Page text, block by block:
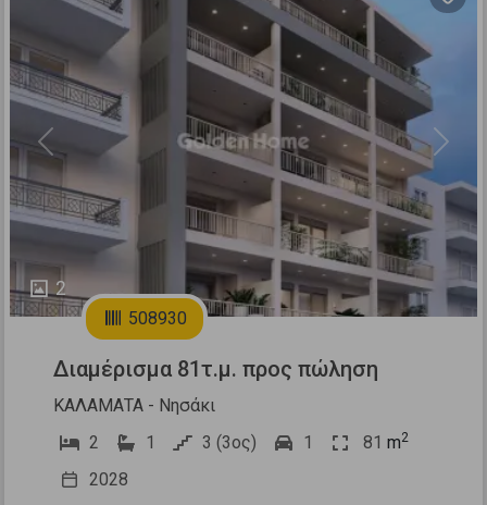
2
Previous Next
508930
Διαμέρισμα 81τ.μ. προς πώληση
ΚΑΛΑΜΑΤΑ - Νησάκι
2
1 3 (3ος) 1 81 m2
2028